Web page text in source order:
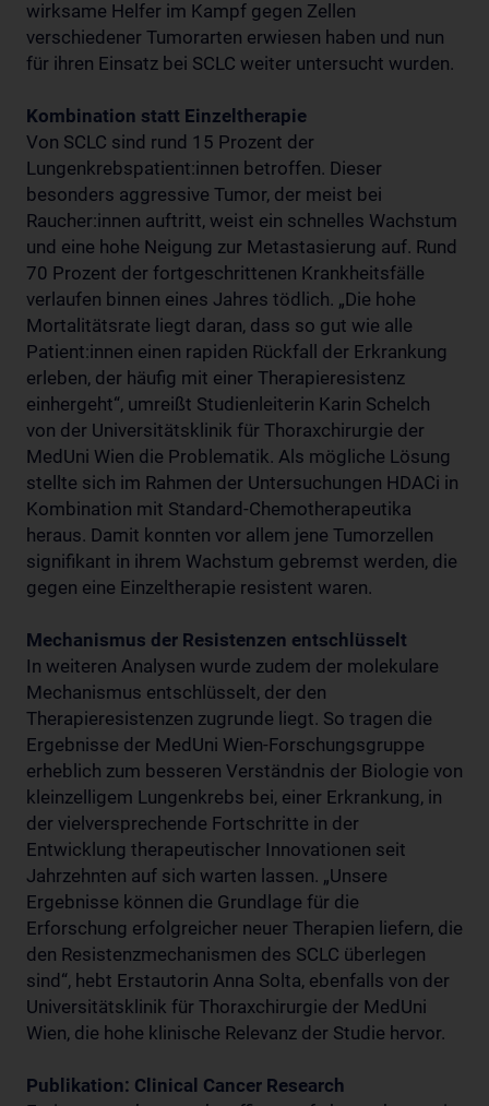
wirksame Helfer im Kampf gegen Zellen
verschiedener Tumorarten erwiesen haben und nun
für ihren Einsatz bei SCLC weiter untersucht wurden.
Kombination statt Einzeltherapie
Von SCLC sind rund 15 Prozent der
Lungenkrebspatient:innen betroffen. Dieser
besonders aggressive Tumor, der meist bei
Raucher:innen auftritt, weist ein schnelles Wachstum
und eine hohe Neigung zur Metastasierung auf. Rund
70 Prozent der fortgeschrittenen Krankheitsfälle
verlaufen binnen eines Jahres tödlich. „Die hohe
Mortalitätsrate liegt daran, dass so gut wie alle
Patient:innen einen rapiden Rückfall der Erkrankung
erleben, der häufig mit einer Therapieresistenz
einhergeht“, umreißt Studienleiterin Karin Schelch
von der Universitätsklinik für Thoraxchirurgie der
MedUni Wien die Problematik. Als mögliche Lösung
stellte sich im Rahmen der Untersuchungen HDACi in
Kombination mit Standard-Chemotherapeutika
heraus. Damit konnten vor allem jene Tumorzellen
signifikant in ihrem Wachstum gebremst werden, die
gegen eine Einzeltherapie resistent waren.
Mechanismus der Resistenzen entschlüsselt
In weiteren Analysen wurde zudem der molekulare
Mechanismus entschlüsselt, der den
Therapieresistenzen zugrunde liegt. So tragen die
Ergebnisse der MedUni Wien-Forschungsgruppe
erheblich zum besseren Verständnis der Biologie von
kleinzelligem Lungenkrebs bei, einer Erkrankung, in
der vielversprechende Fortschritte in der
Entwicklung therapeutischer Innovationen seit
Jahrzehnten auf sich warten lassen. „Unsere
Ergebnisse können die Grundlage für die
Erforschung erfolgreicher neuer Therapien liefern, die
den Resistenzmechanismen des SCLC überlegen
sind“, hebt Erstautorin Anna Solta, ebenfalls von der
Universitätsklinik für Thoraxchirurgie der MedUni
Wien, die hohe klinische Relevanz der Studie hervor.
Publikation: Clinical Cancer Research